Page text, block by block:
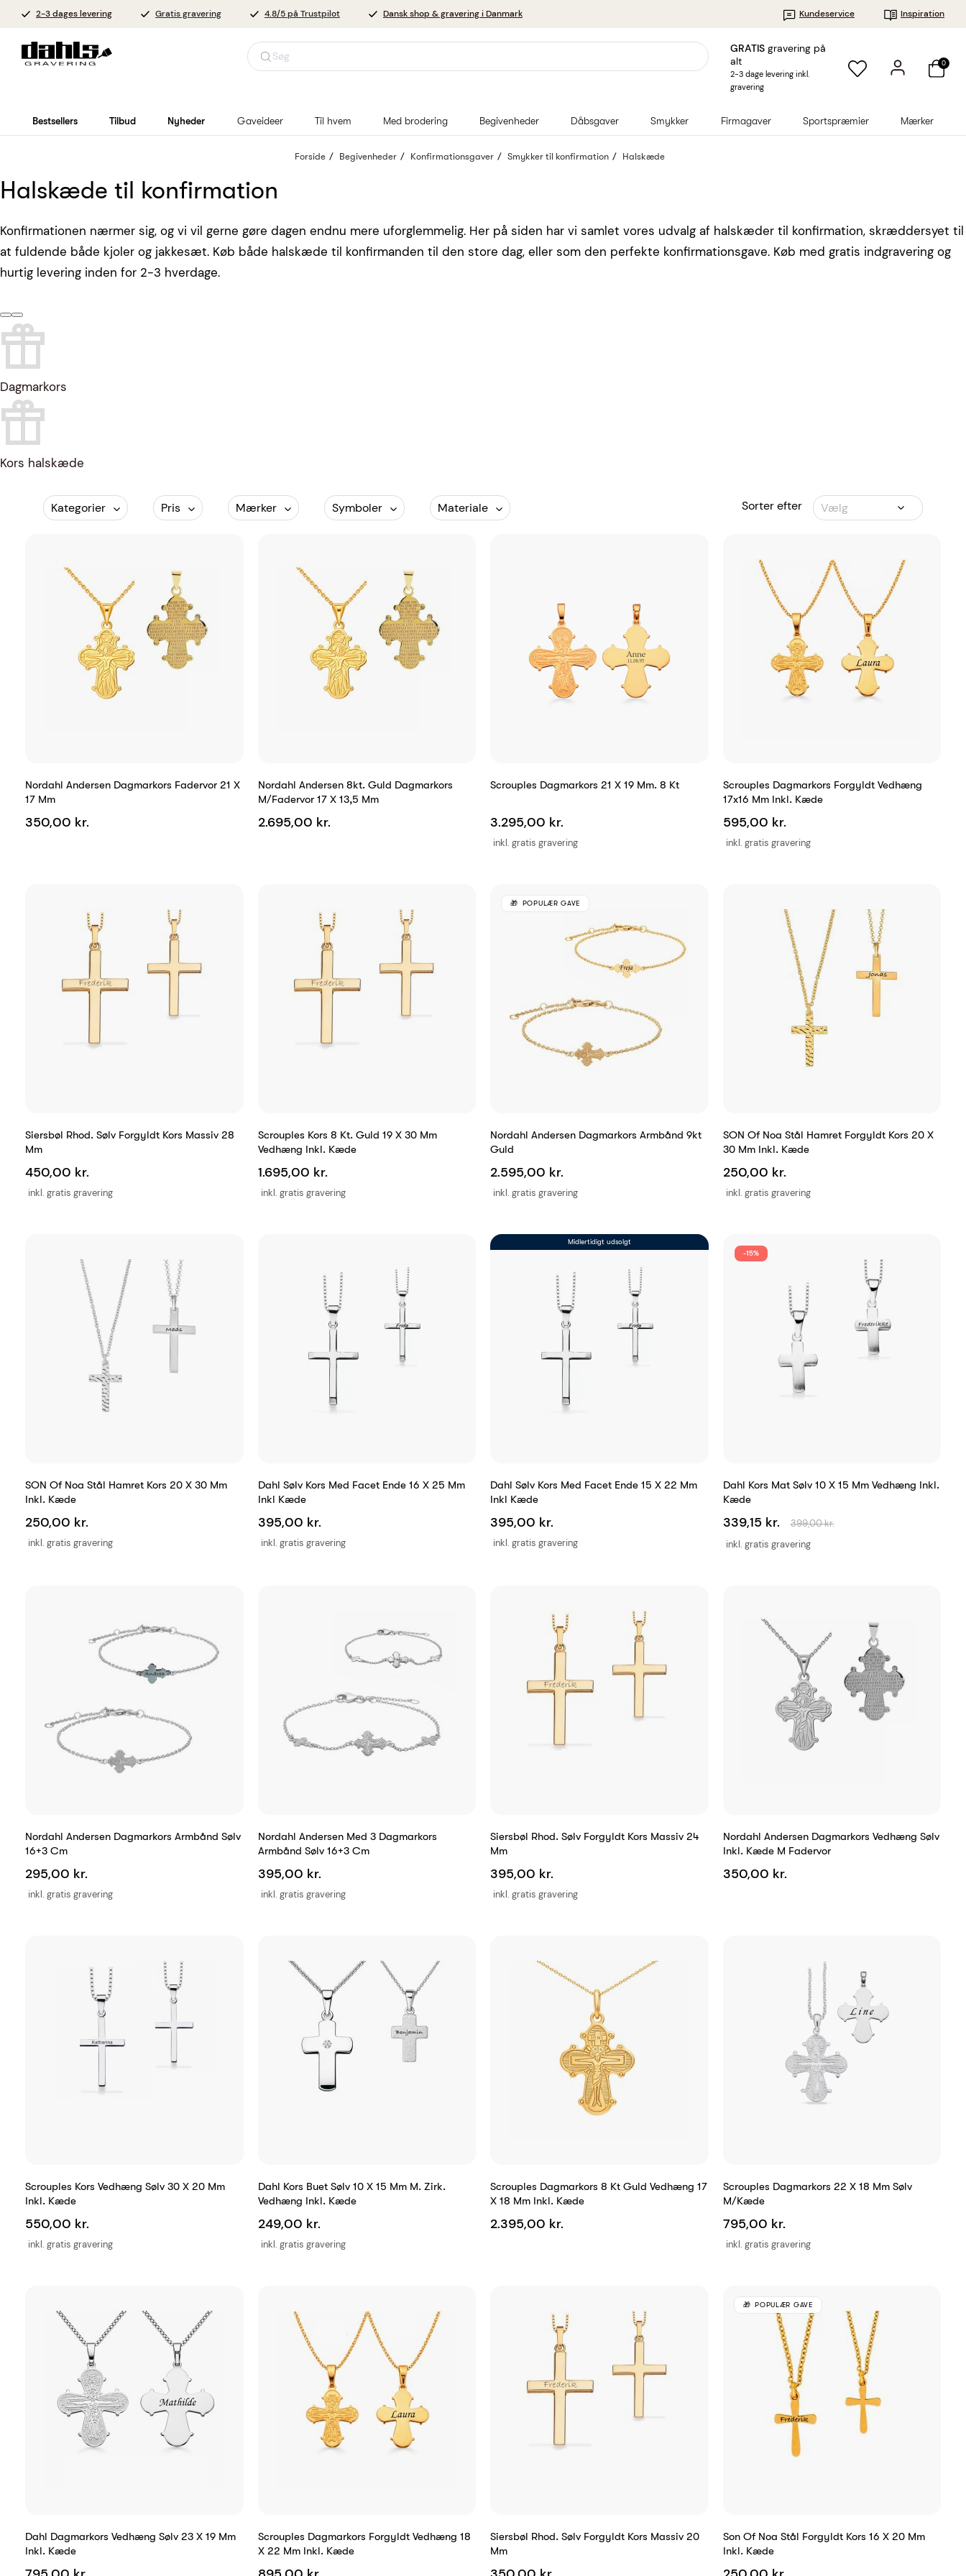
2-3 dages levering Gratis gravering 4.8/5 på Trustpilot Dansk shop & gravering i Danmark Inspiration
Kundeservice
Søg
GRATISgravering på
alt
2-3 dage levering inkl.
gravering
0
Bestsellers Tilbud Nyheder Gaveideer Til hvem Med brodering Begivenheder Dåbsgaver Smykker Firmagaver Sportspræmier Mærker
Forside Begivenheder Konfirmationsgaver Smykker til konfirmation Halskæde
Halskæde til konfirmation
Konfirmationen nærmer sig, og vi vil gerne gøre dagen endnu mere uforglemmelig. Her på siden har vi samlet vores udvalg af halskæder til konfirmation, skræddersyet til
at fuldende både kjoler og jakkesæt. Køb både halskæde til konfirmanden til den store dag, eller som den perfekte konfirmationsgave. Køb med gratis indgravering og
hurtig levering inden for 2-3 hverdage.
Dagmarkors
Kors halskæde
Kategorier Pris Mærker Symboler Materiale Sorter efter Vælg
Nordahl Andersen Dagmarkors Fadervor 21 X
17 Mm
350,00 kr.
Nordahl Andersen 8kt. Guld Dagmarkors
M/fadervor 17 X 13,5 Mm
2.695,00 kr.
Scrouples Dagmarkors 21 X 19 Mm. 8 Kt
inkl. gratis gravering
3.295,00 kr.
Scrouples Dagmarkors Forgyldt Vedhæng
17x16 Mm Inkl. Kæde
inkl. gratis gravering
595,00 kr.
Siersbøl Rhod. Sølv Forgyldt Kors Massiv 28
Mm
inkl. gratis gravering
450,00 kr.
Scrouples Kors 8 Kt. Guld 19 X 30 Mm
Vedhæng Inkl. Kæde
inkl. gratis gravering
1.695,00 kr.
Nordahl Andersen Dagmarkors Armbånd 9kt
Guld
inkl. gratis gravering
2.595,00 kr.
POPULÆR GAVE
SON Of Noa Stål Hamret Forgyldt Kors 20 X
30 Mm Inkl. Kæde
inkl. gratis gravering
250,00 kr.
SON Of Noa Stål Hamret Kors 20 X 30 Mm
Inkl. Kæde
inkl. gratis gravering
250,00 kr.
Dahl Sølv Kors Med Facet Ende 16 X 25 Mm
Inkl Kæde
inkl. gratis gravering
395,00 kr.
Dahl Sølv Kors Med Facet Ende 15 X 22 Mm
Inkl Kæde
inkl. gratis gravering
395,00 kr.
Midlertidigt udsolgt
Dahl Kors Mat Sølv 10 X 15 Mm Vedhæng Inkl.
Kæde
inkl. gratis gravering
339,15 kr. 399,00 kr.
-15%
Nordahl Andersen Dagmarkors Armbånd Sølv
16+3 Cm
inkl. gratis gravering
295,00 kr.
Nordahl Andersen Med 3 Dagmarkors
Armbånd Sølv 16+3 Cm
inkl. gratis gravering
395,00 kr.
Siersbøl Rhod. Sølv Forgyldt Kors Massiv 24
Mm
inkl. gratis gravering
395,00 kr.
Nordahl Andersen Dagmarkors Vedhæng Sølv
Inkl. Kæde M Fadervor
350,00 kr.
Scrouples Kors Vedhæng Sølv 30 X 20 Mm
Inkl. Kæde
inkl. gratis gravering
550,00 kr.
Dahl Kors Buet Sølv 10 X 15 Mm M. Zirk.
Vedhæng Inkl. Kæde
inkl. gratis gravering
249,00 kr.
Scrouples Dagmarkors 8 Kt Guld Vedhæng 17
X 18 Mm Inkl. Kæde
2.395,00 kr.
Scrouples Dagmarkors 22 X 18 Mm Sølv
M/kæde
inkl. gratis gravering
795,00 kr.
Dahl Dagmarkors Vedhæng Sølv 23 X 19 Mm
Inkl. Kæde
Scrouples Dagmarkors Forgyldt Vedhæng 18
X 22 Mm Inkl. Kæde
Siersbøl Rhod. Sølv Forgyldt Kors Massiv 20
Mm
Son Of Noa Stål Forgyldt Kors 16 X 20 Mm
Inkl. Kæde
POPULÆR GAVE